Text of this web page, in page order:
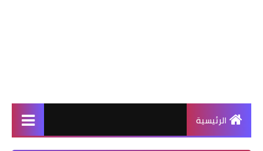
الرئيسية